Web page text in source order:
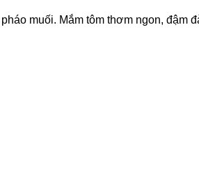
muối. Mắm tôm thơm ngon, đậm